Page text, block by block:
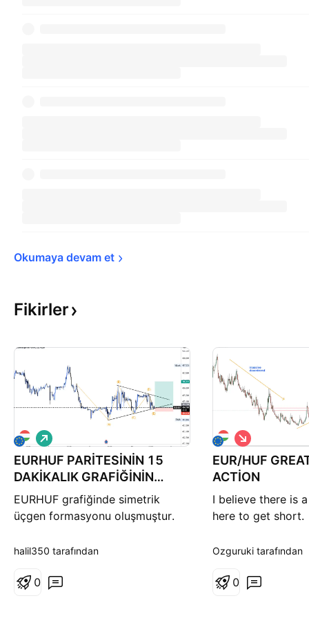
Okumaya devam et
Fikirler
EURHUF PARİTESİNİN 15
DAKİKALIK GRAFİĞİNİN
TEKNİK YORUMU
EURHUF grafiğinde simetrik
üçgen formasyonu oluşmuştur.
retestin beklenmesi
A
l
ı
ş
halil350 tarafından
0
EUR/HUF
ACTİON
I believe there is
here to get short.
S
a
t
ı
ş
Ozguruki tarafından
0